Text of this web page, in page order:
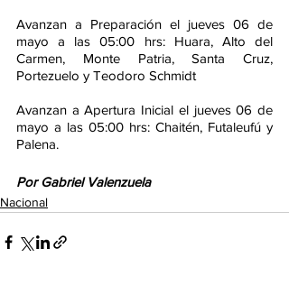
Avanzan a Preparación el jueves 06 de
mayo a las 05:00 hrs: Huara, Alto del
Carmen, Monte Patria, Santa Cruz,
Portezuelo y Teodoro Schmidt
Avanzan a Apertura Inicial el jueves 06 de
mayo a las 05:00 hrs: Chaitén, Futaleufú y
Palena.
Por Gabriel Valenzuela
Nacional